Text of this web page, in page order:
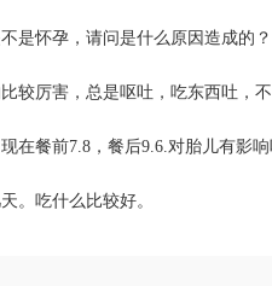
是怀孕，请问是什么原因造成的？
西吐，不吃东西也吐，吐的都是苦水，还总是烧心，反酸。能吃
前7.8，餐后9.6.对胎儿有影响吗他，
。吃什么比较好。